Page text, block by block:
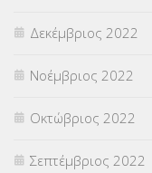
Δεκέμβριος 2022
Νοέμβριος 2022
Οκτώβριος 2022
Σεπτέμβριος 2022